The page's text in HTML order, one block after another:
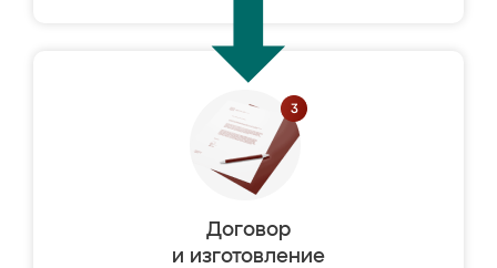
Договор
и изготовление